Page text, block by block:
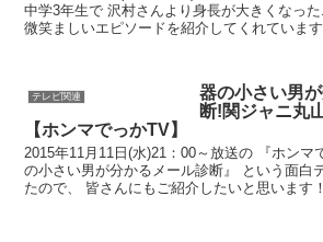
中学3年生で 沢村さんより身長が大きくなっ
微笑ましいエピソードを紹介してくれています
テレビ関連
器の小さい男
断!関ジャニ丸
【ホンマでっかTV】
2015年11月11日(水)21：00～放送の 『ホンマ
の小さい男が分かるメール診断』 という面白
たので、 皆さんにもご紹介したいと思います！